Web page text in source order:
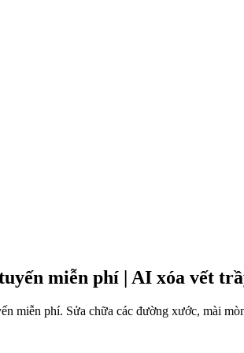
miễn phí | AI xóa vết
miễn phí. Sửa chữa các đường xước, mài